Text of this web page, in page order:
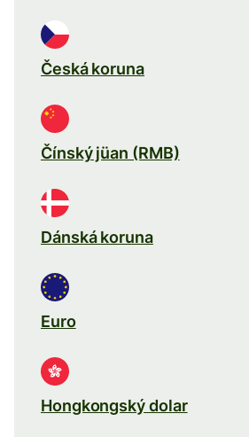
Česká koruna
Čínský jüan (RMB)
Dánská koruna
Euro
Hongkongský dolar